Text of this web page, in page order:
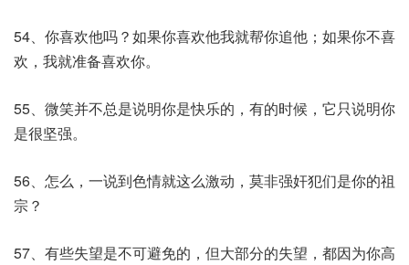
54、你喜欢他吗？如果你喜欢他我就帮你追他；如果你不喜
欢，我就准备喜欢你。
55、微笑并不总是说明你是快乐的，有的时候，它只说明你
是很坚强。
56、怎么，一说到色情就这么激动，莫非强奸犯们是你的祖
宗？
57、有些失望是不可避免的，但大部分的失望，都因为你高